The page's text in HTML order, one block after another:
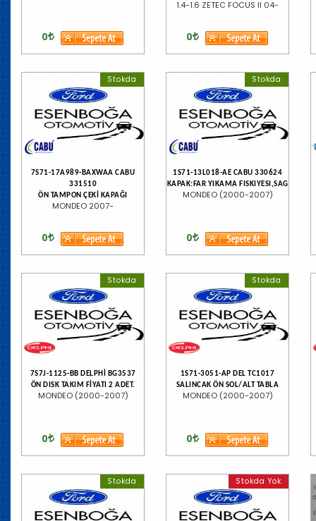
0
1.4-1.6 ZETEC FOCUS II 04-
0
Stokda
7S71-17A989-BAXWAA CABU
331510
ÖN TAMPON ÇEKİ KAPAĞI
MONDEO 2007-
0
Stokda
1S71-13L018-AE CABU 330624
KAPAK:FAR YIKAMA FISKIYESI,SAG
MONDEO (2000-2007)
0
Stokda
7S7J-1125-BB DELPHİ BG3537
ÖN DISK TAKIM FİYATI 2 ADET.
MONDEO (2000-2007)
0
Stokda
1S71-3051-AP DEL TC1017
SALINCAK ÖN SOL/ALT TABLA
MONDEO (2000-2007)
0
Stokda Stokda Yok